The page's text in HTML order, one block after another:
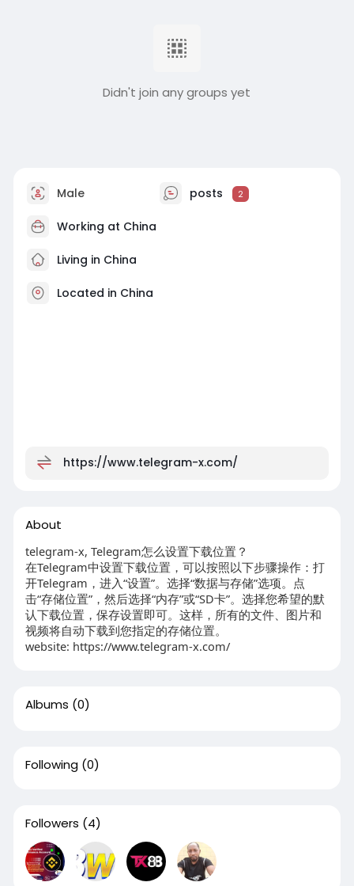
Didn't join any groups yet
Male posts 2
Working at China
Living in China
Located in China
https://www.telegram-x.com/
About
telegram-x, Telegram怎么设置下载位置？
在Telegram中设置下载位置，可以按照以下步骤操作：打
开Telegram，进入“设置”。选择“数据与存储”选项。点
击“存储位置”，然后选择“内存”或“SD卡”。选择您希望的默
认下载位置，保存设置即可。这样，所有的文件、图片和
视频将自动下载到您指定的存储位置。
website: https://www.telegram-x.com/
Albums (0)
Following (0)
Followers (4)